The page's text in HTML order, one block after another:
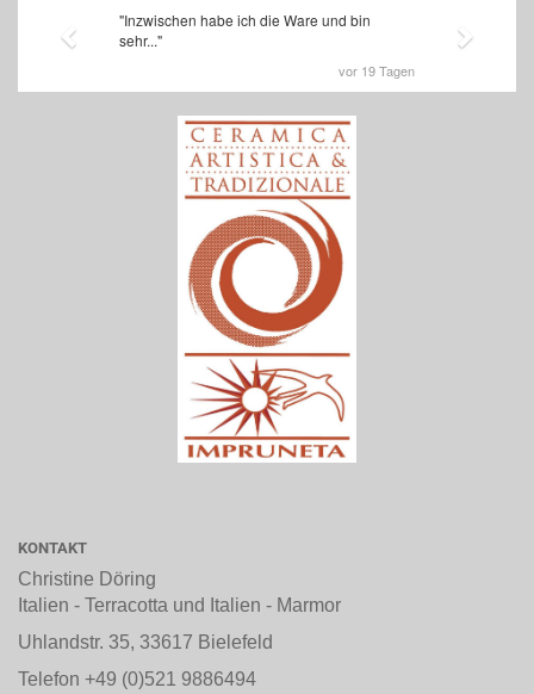
KONTAKT
Christine Döring
Italien - Terracotta und Italien - Marmor
Uhlandstr. 35, 33617 Bielefeld
Telefon +49 (0)521 9886494